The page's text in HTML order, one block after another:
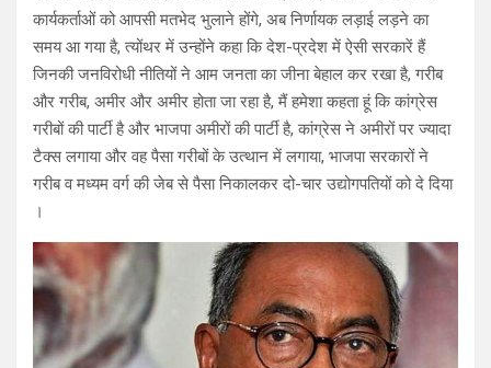
कार्यकर्ताओं को आपसी मतभेद भुलाने होंगे, अब निर्णायक लड़ाई लड़ने का
समय आ गया है, त्योंथर में उन्होंने कहा कि देश-प्रदेश में ऐसी सरकारें हैं
जिनकी जनविरोधी नीतियों ने आम जनता का जीना बेहाल कर रखा है, गरीब
और गरीब, अमीर और अमीर होता जा रहा है, मैं हमेशा कहता हूं कि कांग्रेस
गरीबों की पार्टी है और भाजपा अमीरों की पार्टी है, कांग्रेस ने अमीरों पर ज्यादा
टैक्स लगाया और वह पैसा गरीबों के उत्थान में लगाया, भाजपा सरकारों ने
गरीब व मध्यम वर्ग की जेब से पैसा निकालकर दो-चार उद्योगपतियों को दे दिया
।